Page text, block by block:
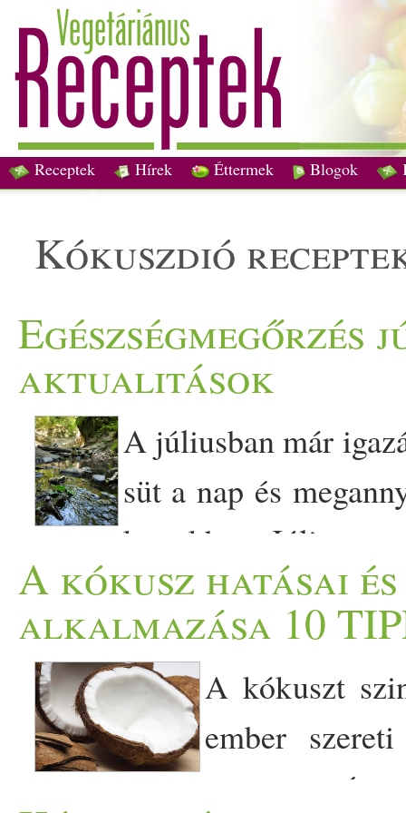
Receptek Hírek Éttermek Blogok
kókuszdió
Egészségmegőrzés
aktualitások
A júliusban már
süt a nap és
kertekben. Július
beindulnak a nyári
ráhangolódni a
sokan hétvégén a
utaznak, a legtöbben már
nagyon közel van a
A kókusz hatásai
alkalmazása 10
A kókuszt
ember
nagyon